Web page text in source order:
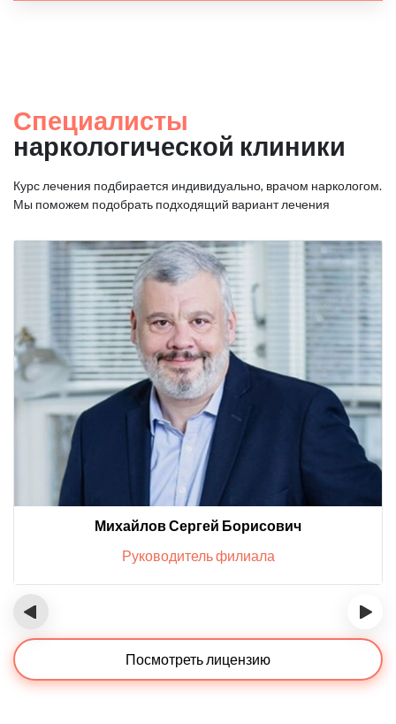
Специалисты
наркологической клиники
Курс лечения подбирается индивидуально, врачом наркологом.
Мы поможем подобрать подходящий вариант лечения
Михайлов Сергей Борисович
Руководитель филиала
‹ ›
Посмотреть лицензию